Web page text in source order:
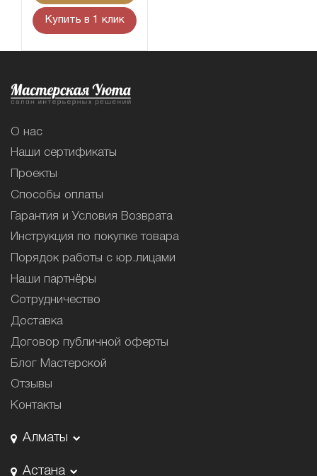
Купить в 1 клик
О нас
Наши сертификаты
Проекты
Способы оплаты
Гарантия и Условия Возврата
Инструкция по покупке товара
Порядок работы с юр.лицами
Наши партнёры
Сотрудничество
Доставка
Договор публичной оферты
Блог Мастерской
Отзывы
Контакты
Алматы
Астана